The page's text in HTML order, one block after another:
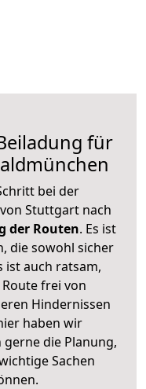
für
bei der
Stuttgart nach
der Routen. Es ist
die sowohl sicher
ist auch ratsam,
frei von
Hindernissen
haben wir
die Planung,
Sachen